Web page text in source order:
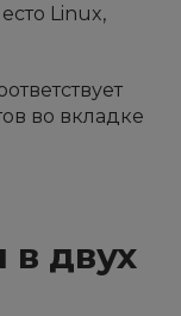
Linux,
во вкладке
в двух